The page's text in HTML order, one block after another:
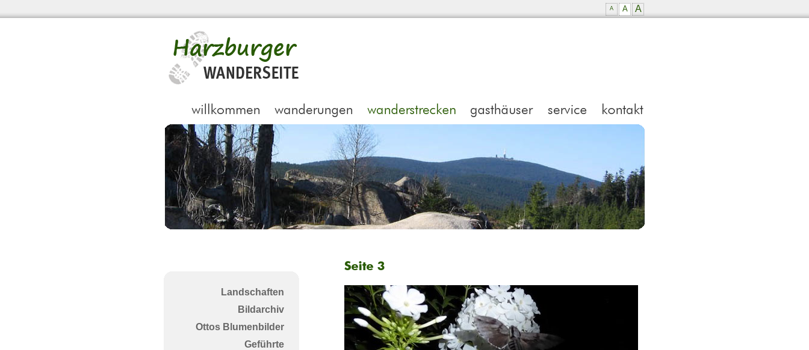
A A A
Landschaften
Bildarchiv
Ottos Blumenbilder
Geführte
Seite